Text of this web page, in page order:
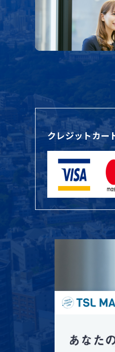
クレジットカー